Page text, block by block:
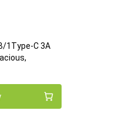
1Type-C 3A